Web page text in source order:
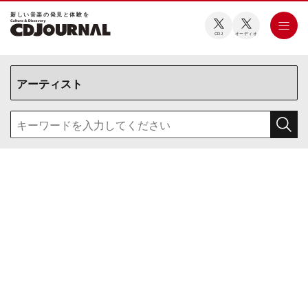
新しい⾳楽の発⾒と体験を
CDJ オーディオ